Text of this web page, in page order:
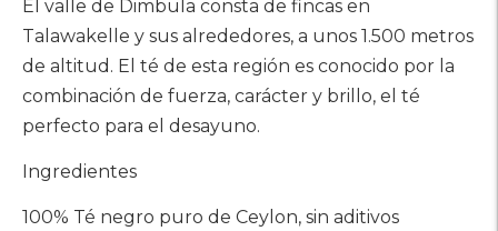
El valle de Dimbula consta de fincas en
Talawakelle y sus alrededores, a unos 1.500 metros
de altitud. El té de esta región es conocido por la
combinación de fuerza, carácter y brillo, el té
perfecto para el desayuno.
Ingredientes
100% Té negro puro de Ceylon, sin aditivos